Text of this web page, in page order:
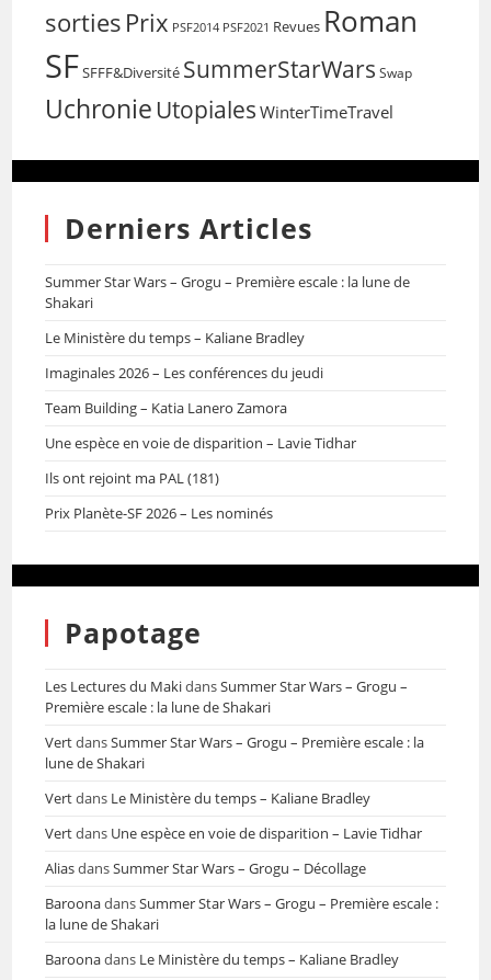
sorties Prix PSF2014 PSF2021 Revues Roman
SFSFFF&Diversité SummerStarWars Swap
Uchronie Utopiales WinterTimeTravel
Derniers Articles
Summer Star Wars – Grogu – Première escale : la lune de
Shakari
Le Ministère du temps – Kaliane Bradley
Imaginales 2026 – Les conférences du jeudi
Team Building – Katia Lanero Zamora
Une espèce en voie de disparition – Lavie Tidhar
Ils ont rejoint ma PAL (181)
Prix Planète-SF 2026 – Les nominés
Papotage
Les Lectures du MakidansSummer Star Wars – Grogu –
Première escale : la lune de Shakari
VertdansSummer Star Wars – Grogu – Première escale : la
lune de Shakari
Vertdans Le Ministère du temps – Kaliane Bradley
Vertdans Une espèce en voie de disparition – Lavie Tidhar
AliasdansSummer Star Wars – Grogu – Décollage
BaroonadansSummer Star Wars – Grogu – Première escale :
la lune de Shakari
Baroonadans Le Ministère du temps – Kaliane Bradley